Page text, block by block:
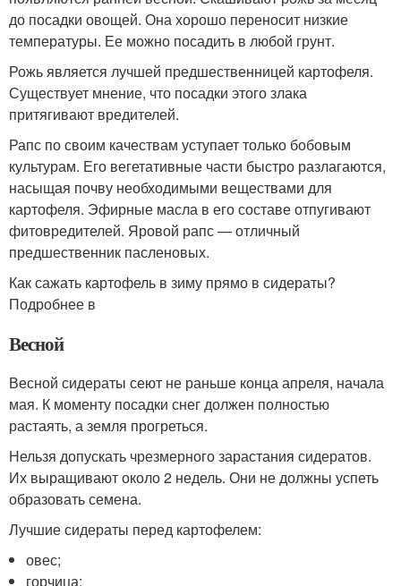
до посадки овощей. Она хорошо переносит низкие
температуры. Ее можно посадить в любой грунт.
Рожь является лучшей предшественницей картофеля.
Существует мнение, что посадки этого злака
притягивают вредителей.
Рапс по своим качествам уступает только бобовым
культурам. Его вегетативные части быстро разлагаются,
насыщая почву необходимыми веществами для
картофеля. Эфирные масла в его составе отпугивают
фитовредителей. Яровой рапс — отличный
предшественник пасленовых.
Как сажать картофель в зиму прямо в сидераты?
Подробнее в
Весной
Весной сидераты сеют не раньше конца апреля, начала
мая. К моменту посадки снег должен полностью
растаять, а земля прогреться.
Нельзя допускать чрезмерного зарастания сидератов.
Их выращивают около 2 недель. Они не должны успеть
образовать семена.
Лучшие сидераты перед картофелем:
овес;
горчица;